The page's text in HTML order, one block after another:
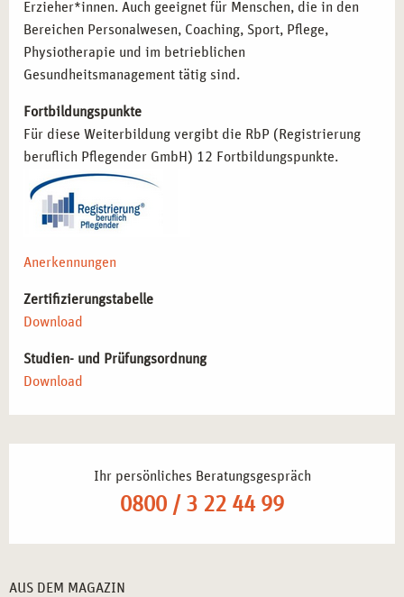
Pädagog*innen und Lehrkräfte , die
Achtsamkeitstraining in Bildungseinrichtungen
etablieren möchten.
Coaches und Berater*innen , die Klient*innen zu mehr
Resilienz und mentaler Balance verhelfen möchten.
Personalverantwortliche und
Gesundheitsmanager*innen, die in Unternehmen
Achtsamkeitsangebote umsetzen möchten.
Therapeut*innen und medizinisches Fachpersonal
Achtsamkeitsmethoden als unterstützende Maßnahme
Selbstständige Trainer*innen
anbieten möchten.
BERUFLICHE PERSPEKTIVEN NACH DER
AUSBILDUNG IN ACHTSAMKEIT UND
Gesundheitsförderung:
in Berliner Unternehmen und Gesundheitszentren–
Entwicklung individueller Stressmanagement-
Erzieher*innen. Auch geeignet für Menschen, die in den
Bereichen Personalwesen, Coaching, Sport, Pflege,
Physiotherapie und im betrieblichen
Gesundheitsmanagement tätig sind.
Fortbildungspunkte
Für diese Weiterbildung vergibt die RbP (Registrierung
beruflich Pflegender GmbH) 12 Fortbildungspunkte.
Anerkennungen
Zertifizierungstabelle
Download
Studien- und Prüfungsordnung
Download
Ihr persönliches Beratungsgespräch
0800 / 3 22 44 99
AUS DEM MAGAZIN